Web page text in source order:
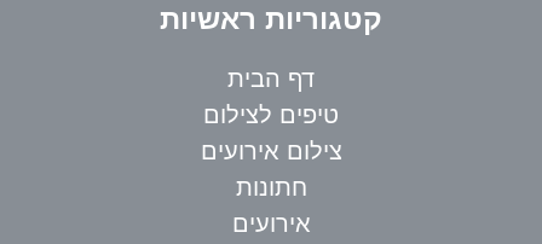
קטגוריות ראשיות
דף הבית
טיפים לצילום
צילום אירועים
חתונות
אירועים